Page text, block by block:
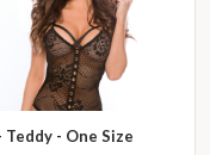
Teddy - One Size